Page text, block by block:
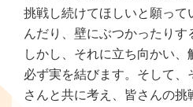
挑戦し続けてほしいと願って
んだり、壁にぶつかったりす
しかし、それに立ち向かい
必ず実を結びます。そして、
さんと共に考え、皆さんの挑